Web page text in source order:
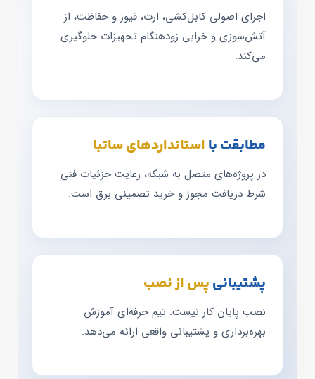
اجرای اصولی کابل‌کشی، ارت، فیوز و حفاظت، از
آتش‌سوزی و خرابی زودهنگام تجهیزات جلوگیری
می‌کند.
مطابقت بااستانداردهای ساتبا
در پروژه‌های متصل به شبکه، رعایت جزئیات فنی
شرط دریافت مجوز و خرید تضمینی برق است.
پشتیبانیپس از نصب
نصب پایان کار نیست. تیم حرفه‌ای آموزش
بهره‌برداری و پشتیبانی واقعی ارائه می‌دهد.